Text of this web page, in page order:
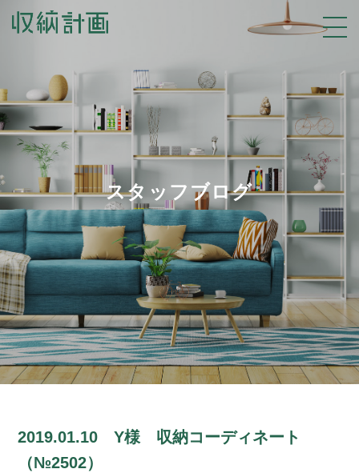
スタッフブログ
2019.01.10 Y様 収納コーディネート
（№2502）